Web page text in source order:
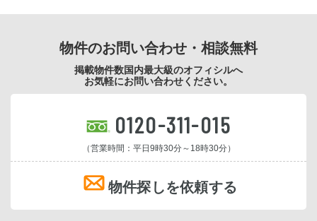
物件のお問い合わせ・相談無料
掲載物件数国内最大級のオフィシルへ
お気軽にお問い合わせください。
0120-311-015
（営業時間：平日9時30分～18時30分）
物件探しを依頼する